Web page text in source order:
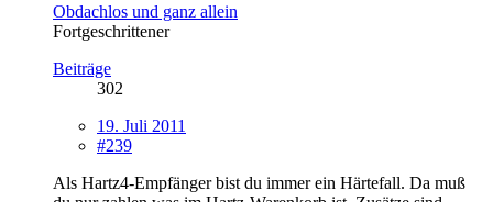
Obdachlos und ganz allein
Fortgeschrittener
Beiträge
302
19. Juli 2011
#239
Als Hartz4-Empfänger bist du immer ein Härtefall. Da muß